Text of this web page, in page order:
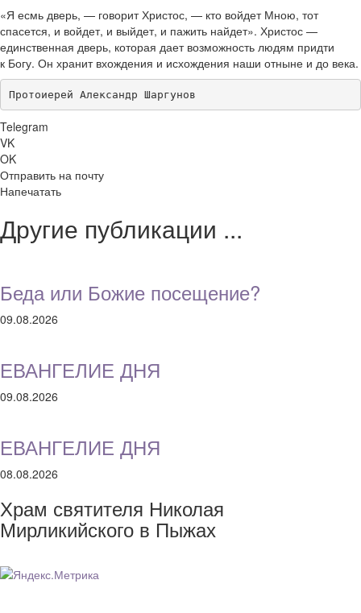
«Я есмь дверь, — говорит Христос, — кто войдет Мною, тот
спасется, и войдет, и выйдет, и пажить найдет». Христос —
единственная дверь, которая дает возможность людям придти
к Богу. Он хранит вхождения и исхождения наши отныне и до века.
Протоиерей Александр Шаргунов
Telegram
VK
OK
Отправить на почту
Напечатать
Другие публикации ...
Беда или Божие посещение?
09.08.2026
ЕВАНГЕЛИЕ ДНЯ
09.08.2026
ЕВАНГЕЛИЕ ДНЯ
08.08.2026
Храм святителя Николая
Мирликийского в Пыжах